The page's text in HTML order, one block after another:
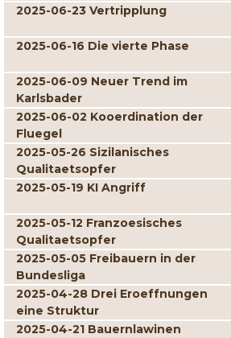
2025-06-23 Vertripplung
2025-06-16 Die vierte Phase
2025-06-09 Neuer Trend im
Karlsbader
2025-06-02 Kooerdination der
Fluegel
2025-05-26 Sizilanisches
Qualitaetsopfer
2025-05-19 KI Angriff
2025-05-12 Franzoesisches
Qualitaetsopfer
2025-05-05 Freibauern in der
Bundesliga
2025-04-28 Drei Eroeffnungen
eine Struktur
2025-04-21 Bauernlawinen